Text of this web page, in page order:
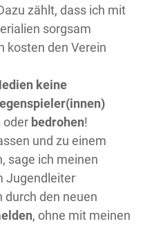
zählt, dass ich mit
sorgsam
kosten den Verein
keine
oder bedrohen!
und zu einem
sage ich meinen
Jugendleiter
durch den neuen
, ohne mit meinen